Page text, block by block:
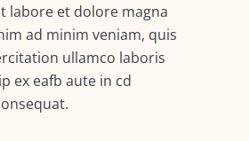
labore et dolore magna
ad minim veniam, quis
ullamco laboris
ex eafb aute in cd